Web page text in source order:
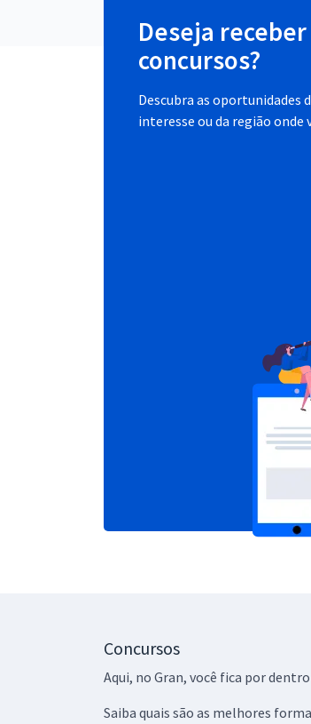
Deseja
concursos?
Descubra as oportunidades
interesse ou da região onde
Concursos
Aqui, no Gran, você fica por
Saiba quais são as melhores